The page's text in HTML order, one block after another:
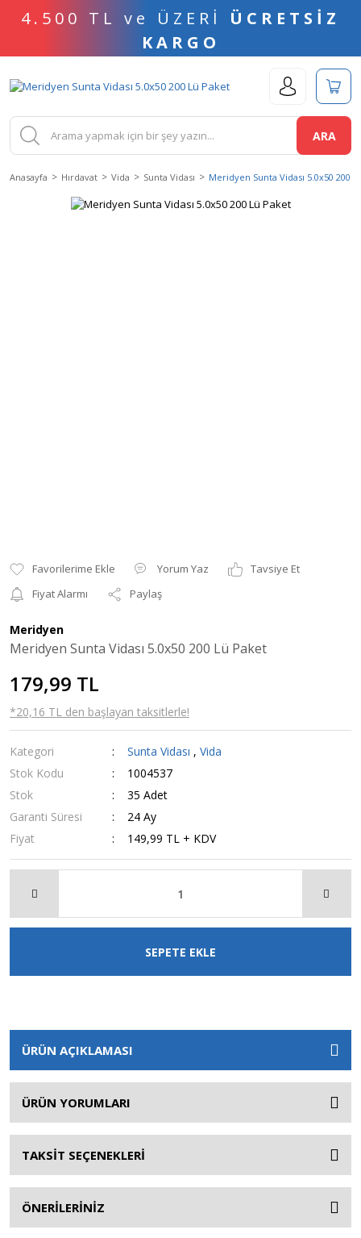
4.500 TL ve ÜZERİ ÜCRETSİZ
KARGO
ARA
Anasayfa Hırdavat Vida Sunta Vidası Meridyen Sunta Vidası 5.0x50 200
Yorum Yaz
Tavsiye Et
Fiyat Alarmı
Paylaş
Meridyen
Meridyen Sunta Vidası 5.0x50 200 Lü Paket
179,99 TL
*20,16 TL den başlayan taksitlerle!
Kategori Sunta Vidası ,Vida
Stok Kodu
1004537
Stok
35 Adet
Garanti Süresi
24 Ay
Fiyat
149,99 TL + KDV
SEPETE EKLE
ÜRÜN AÇIKLAMASI
ÜRÜN YORUMLARI
TAKSİT SEÇENEKLERİ
ÖNERİLERİNİZ